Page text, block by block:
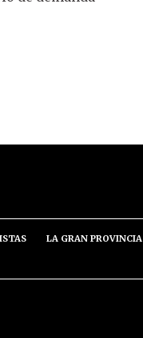
LA GRAN PROVINCIA